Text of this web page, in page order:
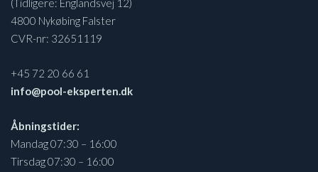
(Tidligere: Englandsvej 12)
4800 Nykøbing Falster
CVR-nr: 32651119
+45 72 20 66 61
info@pool-eksperten.dk
Åbningstider:
Mandag 07:30 – 16:00
Tirsdag 07:30 – 16:00